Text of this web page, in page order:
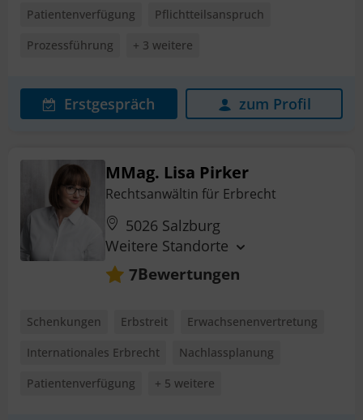
Patientenverfügung
Pflichtteilsanspruch
Prozessführung
+ 3 weitere
Erstgespräch zum Profil
MMag. Lisa Pirker
Rechtsanwältin für Erbrecht
5026 Salzburg
Weitere Standorte
7Bewertungen
Schenkungen Erbstreit
Erwachsenenvertretung
Internationales Erbrecht
Nachlassplanung
Patientenverfügung
+ 5 weitere